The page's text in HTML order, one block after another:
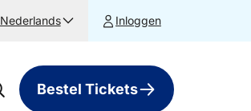
Nederlands Inloggen
Bestel Tickets